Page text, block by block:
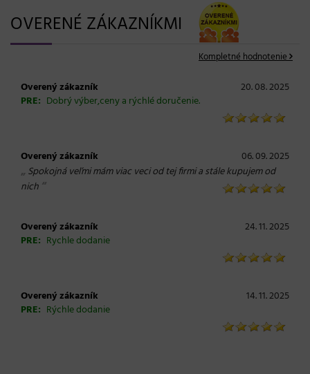
OVERENÉ ZÁKAZNÍKMI
Kompletné hodnotenie
Overený zákazník
20. 08. 2025
PRE: Dobrý výber,ceny a rýchlé doručenie.
Overený zákazník 06. 09. 2025
„ Spokojná veľmi mám viac veci od tej firmi a stále kupujem od
nich “
Overený zákazník
24. 11. 2025
PRE: Rychle dodanie
Overený zákazník
14. 11. 2025
PRE: Rýchle dodanie